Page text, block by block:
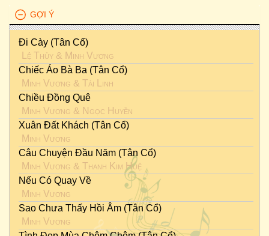
GỢI Ý
Đi Cày (Tân Cổ)
Lệ Thủy & Minh Vương
Chiếc Áo Bà Ba (Tân Cổ)
Minh Vương & Tài Linh
Chiều Đồng Quê
Minh Vương & Ngọc Huyền
Xuân Đất Khách (Tân Cổ)
Minh Vương
Câu Chuyện Đầu Năm (Tân Cổ)
Minh Vương & Thanh Kim Huệ
Nếu Có Quay Về
Minh Vương
Sao Chưa Thấy Hồi Âm (Tân Cổ)
Minh Vương